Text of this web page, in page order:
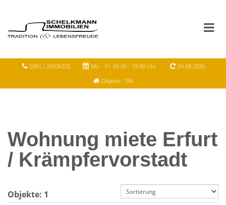
0361 / 24036202 Mo. - Fr. 09.00 - 19.00 Uhr
04.08.2026
Objekte: 184
Wohnung miete Erfurt
/ Krämpfervorstadt
Objekte: 1